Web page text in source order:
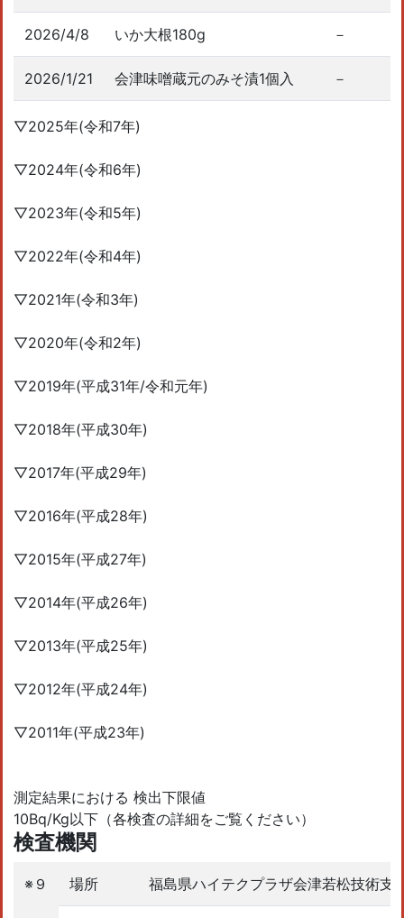
2026/4/8 いか大根180g －
2026/1/21 会津味噌蔵元のみそ漬1個入 －
▽2025年(令和7年)
▽2024年(令和6年)
▽2023年(令和5年)
▽2022年(令和4年)
▽2021年(令和3年)
▽2020年(令和2年)
▽2019年(平成31年/令和元年)
▽2018年(平成30年)
▽2017年(平成29年)
▽2016年(平成28年)
▽2015年(平成27年)
▽2014年(平成26年)
▽2013年(平成25年)
▽2012年(平成24年)
▽2011年(平成23年)
測定結果における 検出下限値
10Bq/Kg以下（各検査の詳細をご覧ください）
検査機関
※９ 場所 福島県ハイテクプラザ会津若松技術支